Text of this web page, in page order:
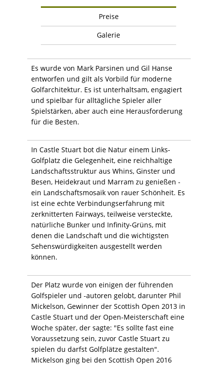
Preise
Galerie
Es wurde von Mark Parsinen und Gil Hanse
entworfen und gilt als Vorbild für moderne
Golfarchitektur. Es ist unterhaltsam, engagiert
und spielbar für alltägliche Spieler aller
Spielstärken, aber auch eine Herausforderung
für die Besten.
In Castle Stuart bot die Natur einem Links-
Golfplatz die Gelegenheit, eine reichhaltige
Landschaftsstruktur aus Whins, Ginster und
Besen, Heidekraut und Marram zu genießen -
ein Landschaftsmosaik von rauer Schönheit. Es
ist eine echte Verbindungserfahrung mit
zerknitterten Fairways, teilweise versteckte,
natürliche Bunker und Infinity-Grüns, mit
denen die Landschaft und die wichtigsten
Sehenswürdigkeiten ausgestellt werden
können.
Der Platz wurde von einigen der führenden
Golfspieler und -autoren gelobt, darunter Phil
Mickelson, Gewinner der Scottish Open 2013 in
Castle Stuart und der Open-Meisterschaft eine
Woche später, der sagte: "Es sollte fast eine
Voraussetzung sein, zuvor Castle Stuart zu
spielen du darfst Golfplätze gestalten".
Mickelson ging bei den Scottish Open 2016